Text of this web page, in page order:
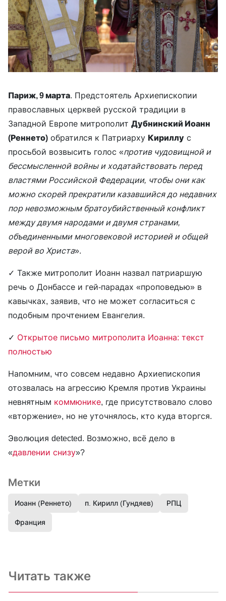
Париж, 9 марта. Предстоятель Архиепископии
православных церквей русской традиции в
Западной Европе митрополит Дубнинский Иоанн
(Реннето) обратился к Патриарху Кириллу с
просьбой возвысить голос «против чудовищной и
бессмысленной войны и ходатайствовать перед
властями Российской Федерации, чтобы они как
можно скорей прекратили казавшийся до недавних
пор невозможным братоубийственный конфликт
между двумя народами и двумя странами,
объединенными многовековой историей и общей
верой во Христа».
✓ Также митрополит Иоанн назвал патриаршую
речь о Донбассе и гей-парадах «проповедью» в
кавычках, заявив, что не может согласиться с
подобным прочтением Евангелия.
✓ Открытое письмо митрополита Иоанна: текст
полностью
Напомним, что совсем недавно Архиепископия
отозвалась на агрессию Кремля против Украины
невнятным коммюнике, где присутствовало слово
«вторжение», но не уточнялось, кто куда вторгся.
Эволюция detected. Возможно, всё дело в
«давлении снизу»?
Метки
Иоанн (Реннето) п. Кирилл (Гундяев) РПЦ
Франция
Читать также